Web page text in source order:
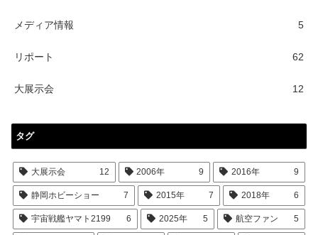
メディア情報 5
リポート 62
大展示会 12
タグ
大展示会 12 2006年 9 2016年 9
静岡ホビーショー 7 2015年 7 2018年 6
宇宙戦艦ヤマト2199 6 2025年 5 航空ファン 5